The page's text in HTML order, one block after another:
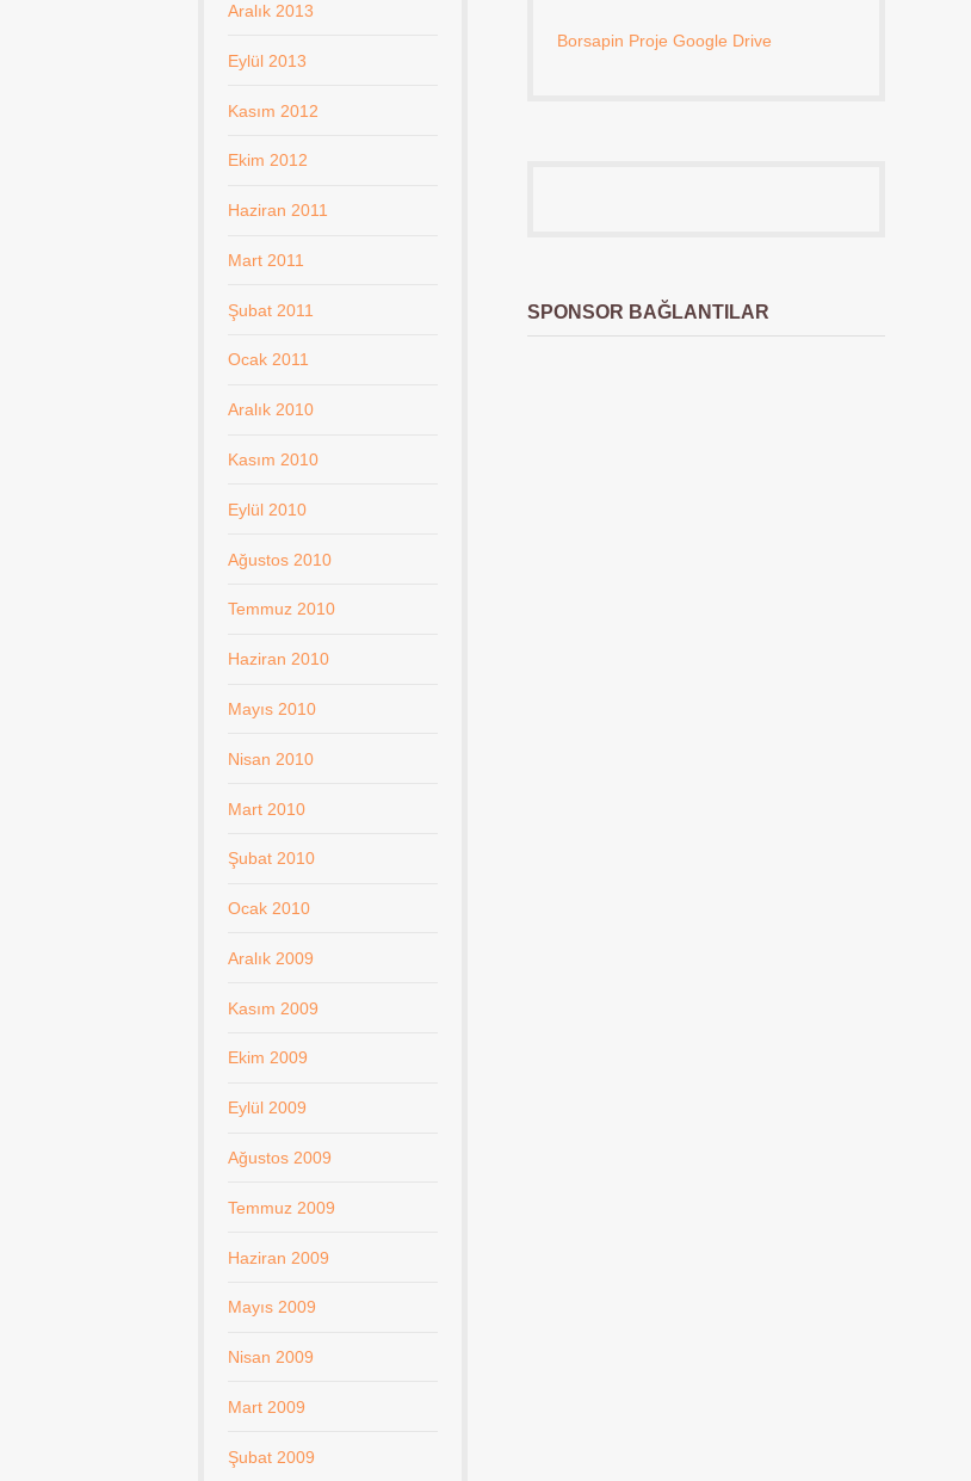
Aralık 2013
Eylül 2013
Kasım 2012
Ekim 2012
Haziran 2011
Mart 2011
Şubat 2011
Ocak 2011
Aralık 2010
Kasım 2010
Eylül 2010
Ağustos 2010
Temmuz 2010
Haziran 2010
Mayıs 2010
Nisan 2010
Mart 2010
Şubat 2010
Ocak 2010
Aralık 2009
Kasım 2009
Ekim 2009
Eylül 2009
Ağustos 2009
Temmuz 2009
Haziran 2009
Mayıs 2009
Nisan 2009
Mart 2009
Şubat 2009
Borsapin Proje Google Drive
SPONSOR BAĞLANTILAR